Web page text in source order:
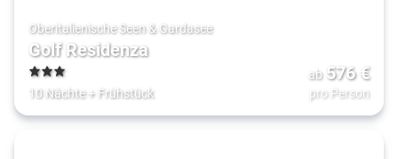
Oberitalienische Seen & Gardasee
Golf Residenza
3
10 Nächte+ Frühstück
ab 576€
pro Person